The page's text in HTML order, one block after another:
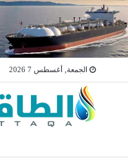
الجمعة, أغسطس 7 2026